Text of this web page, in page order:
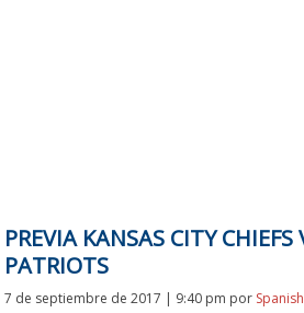
PREVIA KANSAS CITY
PATRIOTS
7 de septiembre de 2017 | 9:40 pm por